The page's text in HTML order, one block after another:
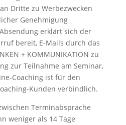
Dritte zu Werbezwecken
Genehmigung
erklärt sich der
bereit, E-Mails durch das
+ KOMMUNIKATION zu
zur Teilnahme am Seminar,
Coaching ist für den
Kunden verbindlich.
Terminabsprache
weniger als 14 Tage